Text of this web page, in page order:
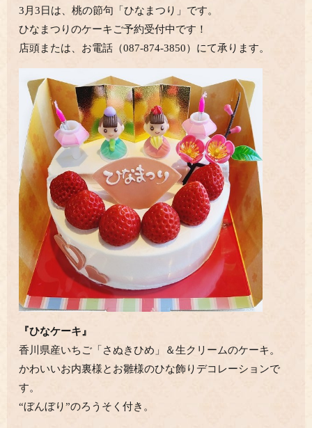
3月3日は、桃の節句「ひなまつり」です。
ひなまつりのケーキご予約受付中です！
店頭または、お電話（087-874-3850）にて承ります。
『ひなケーキ』
香川県産いちご「さぬきひめ」＆生クリームのケーキ。
かわいいお内裏様とお雛様のひな飾りデコレーションで
す。
“ぼんぼり”のろうそく付き。